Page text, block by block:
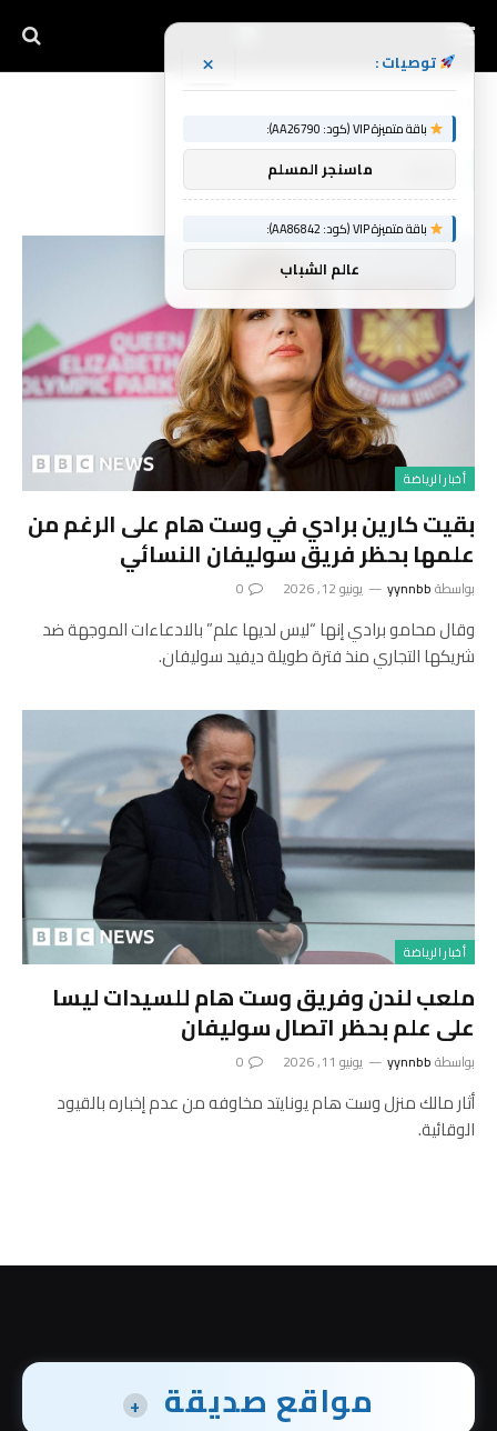
أخبار الرياضة
بقيت كارين برادي في وست هام على الرغم من
علمها بحظر فريق سوليفان النسائي
بواسطةyynnbb يونيو 12, 2026 0
وقال محامو برادي إنها “ليس لديها علم” بالادعاءات الموجهة ضد
شريكها التجاري منذ فترة طويلة ديفيد سوليفان.
أخبار الرياضة
ملعب لندن وفريق وست هام للسيدات ليسا
على علم بحظر اتصال سوليفان
بواسطةyynnbb يونيو 11, 2026 0
أثار مالك منزل وست هام يونايتد مخاوفه من عدم إخباره بالقيود
الوقائية.
مواقع صديقة +
توصيات : ×
باقة متميزة VIP (كود: AA26790):
ماسنجر المسلم
باقة متميزة VIP (كود: AA86842):
عالم الشباب